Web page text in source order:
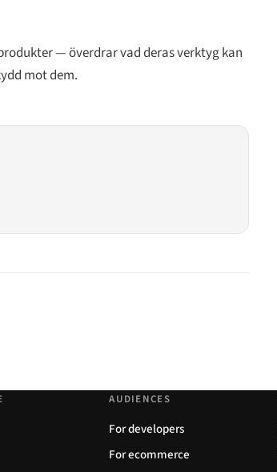
— överdrar vad deras verktyg kan
mot dem.
AUDIENCES
For developers
For ecommerce